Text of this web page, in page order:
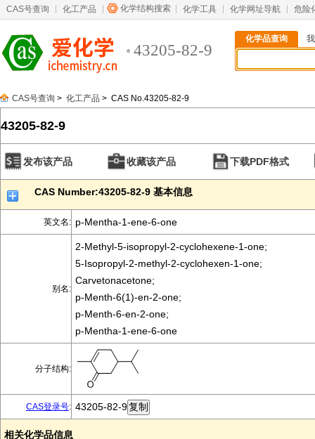
CAS号查询 化工产品 化学结构搜索 化学工具 化学网址导航 危险
43205-82-9
化学品查询
CAS号查询 > 化工产品 > CAS No.43205-82-9
43205-82-9
发布该产品 收藏该产品 下载PDF格式
CAS Number:43205-82-9 基本信息
英文名: p-Mentha-1-ene-6-one
别名:
2-Methyl-5-isopropyl-2-cyclohexene-1-one;
5-Isopropyl-2-methyl-2-cyclohexen-1-one;
Carvetonacetone;
p-Menth-6(1)-en-2-one;
p-Menth-6-en-2-one;
p-Mentha-1-ene-6-one
分子结构:
CAS登录号: 43205-82-9
相关化学品信息